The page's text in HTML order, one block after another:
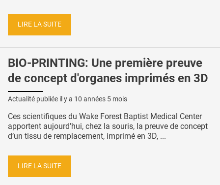
LIRE LA SUITE
BIO-PRINTING: Une première preuve
de concept d'organes imprimés en 3D
Actualité publiée il y a 10 années 5 mois
Ces scientifiques du Wake Forest Baptist Medical Center
apportent aujourd’hui, chez la souris, la preuve de concept
d’un tissu de remplacement, imprimé en 3D, ...
LIRE LA SUITE